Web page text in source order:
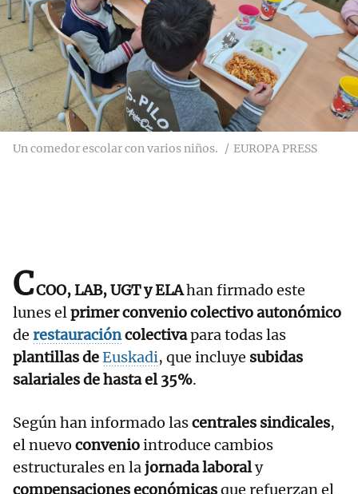
Un comedor escolar con varios niños. EUROPA PRESS
CCOO, LAB, UGT y ELAhan firmado este
lunes elprimer convenio colectivo autonómico
de restauracióncolectivapara todas las
plantillas deEuskadi, que incluye subidas
salariales de hasta el 35%.
Según han informado lascentrales sindicales,
el nuevo conveniointroduce cambios
estructurales en lajornada laboraly
compensaciones económicasque refuerzan el